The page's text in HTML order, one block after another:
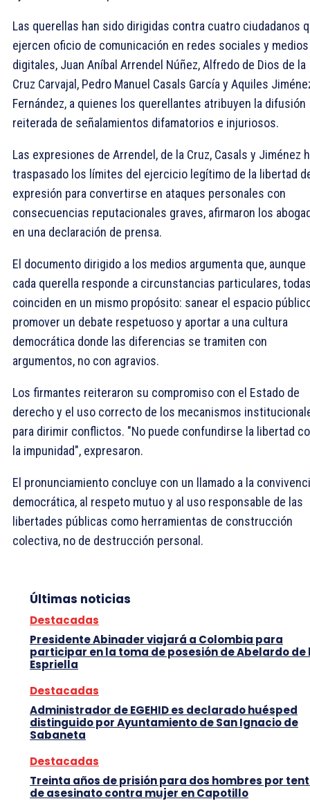
Las querellas han sido dirigidas contra cuatro ciudadanos
ejercen oficio de comunicación en redes sociales y medios
digitales, Juan Aníbal Arrendel Núñez, Alfredo de Dios de la
Cruz Carvajal, Pedro Manuel Casals García y Aquiles
Fernández, a quienes los querellantes atribuyen la difusión
reiterada de señalamientos difamatorios e injuriosos.
Las expresiones de Arrendel, de la Cruz, Casals y Jiménez
traspasado los límites del ejercicio legítimo de la libertad
expresión para convertirse en ataques personales con
consecuencias reputacionales graves, afirmaron los
en una declaración de prensa.
El documento dirigido a los medios argumenta que, aunque
cada querella responde a circunstancias particulares,
coinciden en un mismo propósito: sanear el espacio
promover un debate respetuoso y aportar a una cultura
democrática donde las diferencias se tramiten con
argumentos, no con agravios.
Los firmantes reiteraron su compromiso con el Estado de
derecho y el uso correcto de los mecanismos
para dirimir conflictos. "No puede confundirse la libertad
la impunidad", expresaron.
El pronunciamiento concluye con un llamado a la
democrática, al respeto mutuo y al uso responsable de las
libertades públicas como herramientas de construcción
colectiva, no de destrucción personal.
Últimas noticias
Destacadas
Presidente Abinader viajará a Colombia para
participar en la toma de posesión de Abelardo de
Espriella
Destacadas
Administrador de EGEHID es declarado huésped
distinguido por Ayuntamiento de San Ignacio de
Sabaneta
Destacadas
Treinta años de prisión para dos hombres por
de asesinato contra mujer en Capotillo